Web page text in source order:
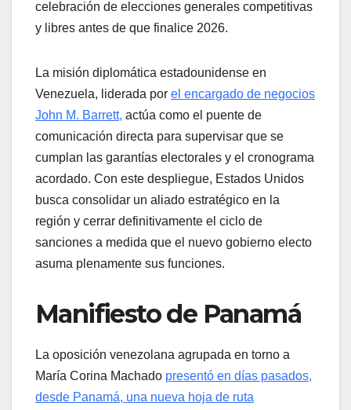
celebración de elecciones generales competitivas
y libres antes de que finalice 2026.
La misión diplomática estadounidense en
Venezuela, liderada por el encargado de negocios
John M. Barrett, actúa como el puente de
comunicación directa para supervisar que se
cumplan las garantías electorales y el cronograma
acordado. Con este despliegue, Estados Unidos
busca consolidar un aliado estratégico en la
región y cerrar definitivamente el ciclo de
sanciones a medida que el nuevo gobierno electo
asuma plenamente sus funciones.
Manifiesto de Panamá
La oposición venezolana agrupada en torno a
María Corina Machado presentó en días pasados,
desde Panamá, una nueva hoja de ruta